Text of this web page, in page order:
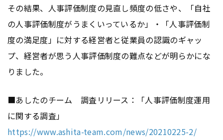
その結果、人事評価制度の見直し頻度の低さや、「自社
の人事評価制度がうまくいっているか」・「人事評価制
度の満足度」に対する経営者と従業員の認識のギャッ
プ、経営者が思う人事評価制度の難点などが明らかにな
りました。
■あしたのチーム 調査リリース：「人事評価制度運用
に関する調査」
https://www.ashita-team.com/news/20210225-2/